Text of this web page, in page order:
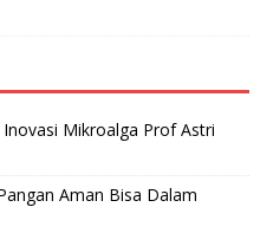
Mikroalga Prof Astri
Aman Bisa Dalam